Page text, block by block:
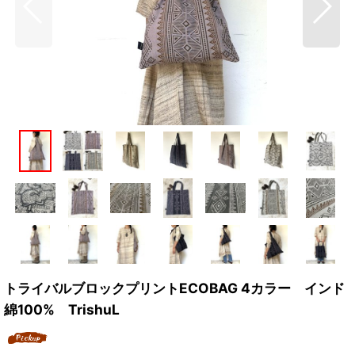
トライバルブロックプリントECOBAG 4カラー インド
綿100% TrishuL